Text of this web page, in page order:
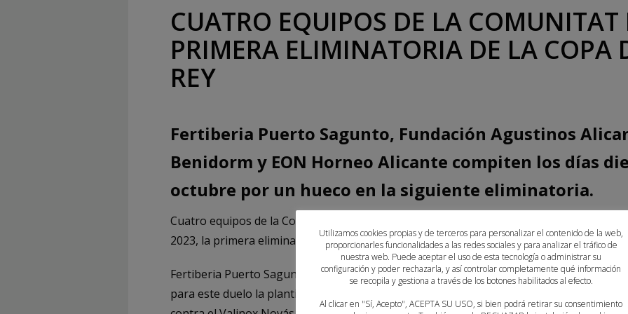
CUATRO EQUIPOS DE LA COMUNITAT
PRIMERA ELIMINATORIA DE LA COPA
REY
Fertiberia Puerto Sagunto, Fundación Agustinos
Benidorm y EON Horneo Alicante compiten los días
octubre por un hueco en la siguiente eliminatoria.
Cuatro equipos de la Comunitat Valenciana, preparados para dar lo mejor de sí entre
2023, la primera eliminatoria de la Copa de S. M. El Rey.
Fertiberia Puerto Sagunto, será el encargado de abrir los duelos con participantes de
para este duelo la plantilla de Puerto de Sagunto ha tenido que desplazarse hasta
Utilizamos cookies propias y de terceros para personalizar el contenido de la web,
proporcionarles funcionalidades a las redes sociales y para analizar el tráfico de
nuestra web. Puede aceptar el uso de esta tecnología o administrar su
configuración y poder rechazarla, y así controlar completamente qué información
se recopila y gestiona a través de los botones habilitados al efecto.
Al clicar en "Sí, Acepto", ACEPTA SU USO, si bien podrá retirar su consentimiento